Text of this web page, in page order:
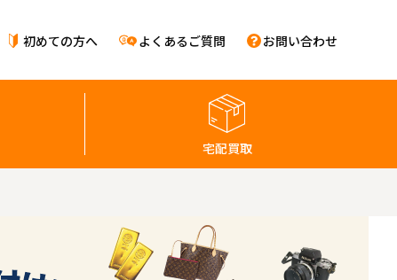
初めての方へ よくあるご質問 お問い合わせ
宅配買取